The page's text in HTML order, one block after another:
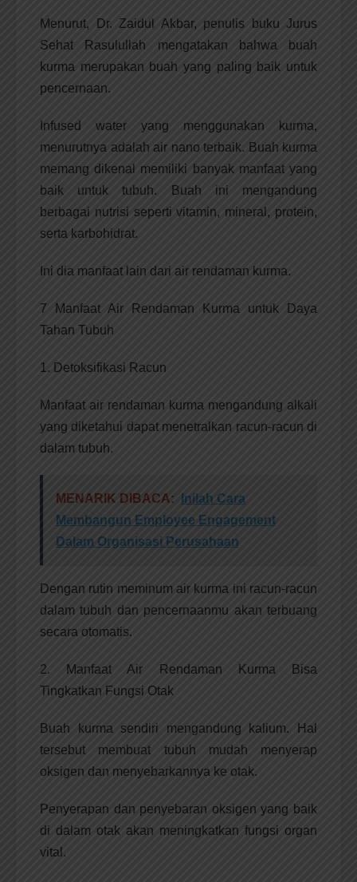
Menurut, Dr. Zaidul Akbar, penulis buku Jurus
Sehat Rasulullah mengatakan bahwa buah
kurma merupakan buah yang paling baik untuk
pencernaan.
Infused water yang menggunakan kurma,
menurutnya adalah air nano terbaik. Buah kurma
memang dikenal memiliki banyak manfaat yang
baik untuk tubuh. Buah ini mengandung
berbagai nutrisi seperti vitamin, mineral, protein,
serta karbohidrat.
Ini dia manfaat lain dari air rendaman kurma.
7 Manfaat Air Rendaman Kurma untuk Daya
Tahan Tubuh
1. Detoksifikasi Racun
Manfaat air rendaman kurma mengandung alkali
yang diketahui dapat menetralkan racun-racun di
dalam tubuh.
MENARIK DIBACA:
Inilah Cara
Membangun Employee Engagement
Dalam Organisasi Perusahaan
Dengan rutin meminum air kurma ini racun-racun
dalam tubuh dan pencernaanmu akan terbuang
secara otomatis.
2. Manfaat Air Rendaman Kurma Bisa
Tingkatkan Fungsi Otak
Buah kurma sendiri mengandung kalium. Hal
tersebut membuat tubuh mudah menyerap
oksigen dan menyebarkannya ke otak.
Penyerapan dan penyebaran oksigen yang baik
di dalam otak akan meningkatkan fungsi organ
vital.